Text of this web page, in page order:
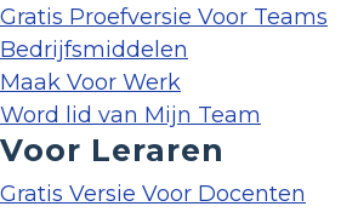
Gratis Proefversie Voor Teams
Bedrijfsmiddelen
Maak Voor Werk
Word lid van Mijn Team
Voor Leraren
Gratis Versie Voor Docenten